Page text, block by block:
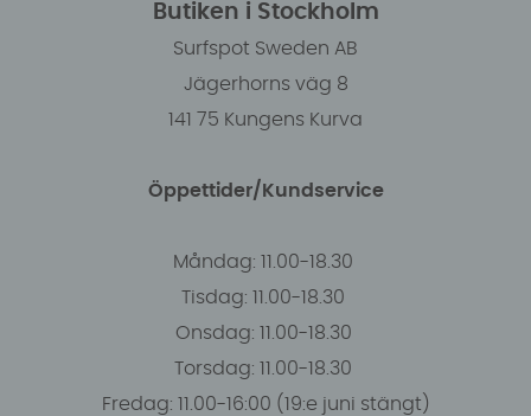
Butiken i Stockholm
Surfspot Sweden AB
Jägerhorns väg 8
141 75 Kungens Kurva
Öppettider/Kundservice
Måndag: 11.00-18.30
Tisdag: 11.00-18.30
Onsdag: 11.00-18.30
Torsdag: 11.00-18.30
Fredag: 11.00-16:00 (19:e juni stängt)